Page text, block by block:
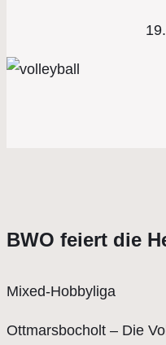
BWO feiert die
Mixed-Hobbyliga
Ottmarsbocholt – Die